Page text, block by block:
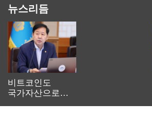
뉴스리듬
비트코인도
국가자산으로…'